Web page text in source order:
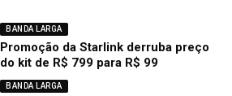
BANDA LARGA
Promoção da Starlink derruba preço
do kit de R$ 799 para R$ 99
BANDA LARGA